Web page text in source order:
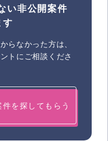
い非公開案件
す
らなかった方は、
トにご相談くださ
を探してもらう